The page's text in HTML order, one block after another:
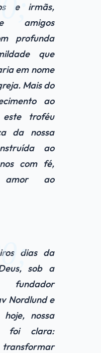
e irmãs,
amigos
profunda
que
em nome
Mais do
ao
este troféu
da nossa
ao
com fé,
amor ao
dias da
sob a
Nordlund e
nossa
foi clara: